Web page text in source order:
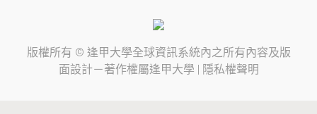
版權所有 © 逢甲大學全球資訊系統內之所有內容及版
面設計－著作權屬逢甲大學 | 隱私權聲明